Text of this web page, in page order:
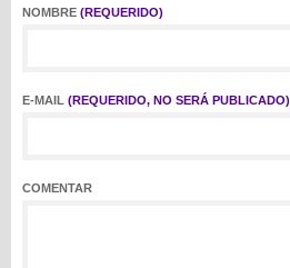
NOMBRE (REQUERIDO)
E-MAIL (REQUERIDO, NO SERÁ PUBLICADO)
COMENTAR